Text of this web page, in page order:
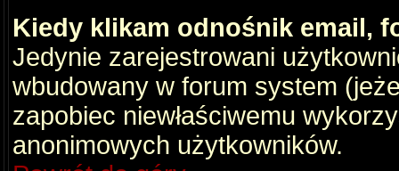
Kiedy klikam odnośnik email,
Jedynie zarejestrowani
wbudowany w forum system
zapobiec niewłaściwemu
anonimowych użytkowników.